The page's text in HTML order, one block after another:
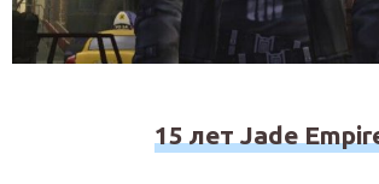
15 лет Jade